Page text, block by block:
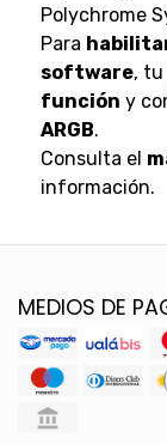
Polychrome
Para
software, tu
función y
ARGB.
Consulta el
información.
MEDIOS DE